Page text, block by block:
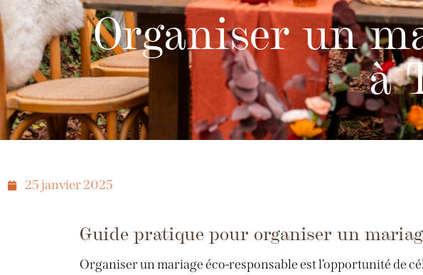
Organiser un
à
25 janvier 2025
Guide pratique pour organiser un
Organiser un mariage éco-responsable est l’opportunité de